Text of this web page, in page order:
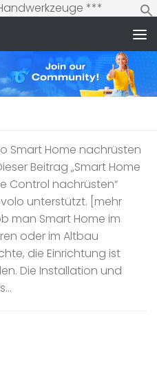
***
Smart Home nachrüsten
Beitrag „Smart Home
Control nachrüsten“
unterstützt. [mehr
man Smart Home im
oder im Altbau
die Einrichtung ist
Die Installation und